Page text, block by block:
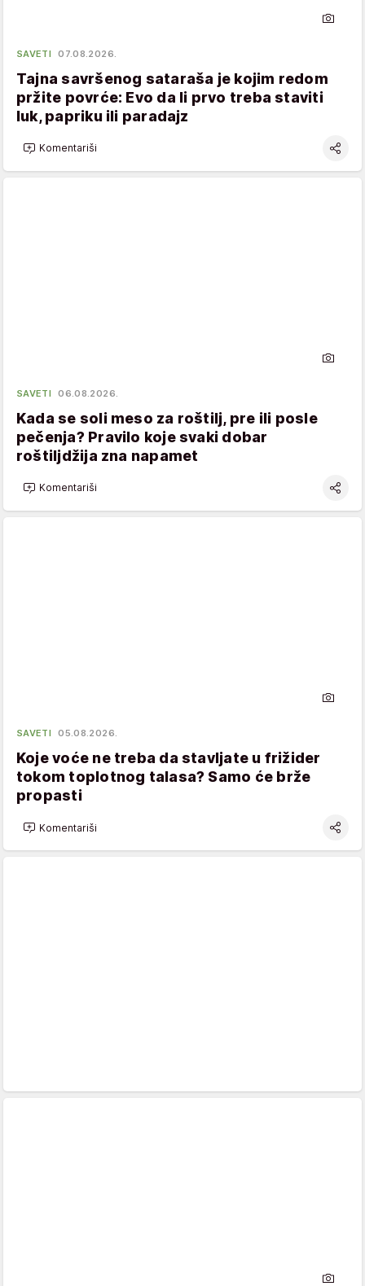
SAVETI 07.08.2026.
Tajna savršenog sataraša je kojim redom
pržite povrće: Evo da li prvo treba staviti
luk, papriku ili paradajz
Komentariši
SAVETI 06.08.2026.
Kada se soli meso za roštilj, pre ili posle
pečenja? Pravilo koje svaki dobar
roštiljdžija zna napamet
Komentariši
SAVETI 05.08.2026.
Koje voće ne treba da stavljate u frižider
tokom toplotnog talasa? Samo će brže
propasti
Komentariši